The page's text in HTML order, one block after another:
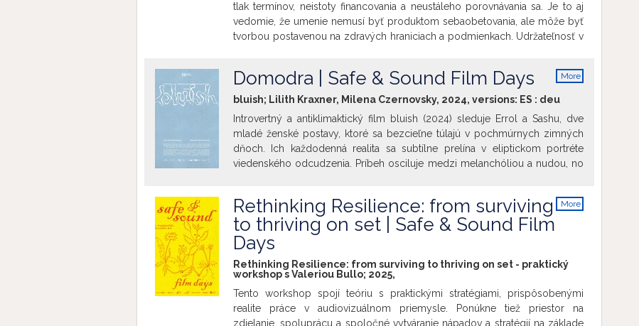
tlak termínov, neistoty financovania a neustáleho porovnávania sa. Je to aj
vedomie, že umenie nemusí byť produktom sebaobetovania, ale môže byť
tvorbou postavenou na zdravých hraniciach a podmienkach. Udržateľnosť v
dlhodobo bez toho, aby to ohrozovalo ich zdravie a vnútornú rovnováhu.
Diskusia v prvej časti priblíži koncept odolnosti a následne ho preskúma na
v anglickom jazyku.
More
Domodra | Safe & Sound Film Days
bluish; Lilith Kraxner, Milena Czernovsky, 2024, versions: ES : deu
Introvertný a antiklimaktický film bluish (2024) sleduje Errol a Sashu, dve
mladé ženské postavy, ktoré sa bezcieľne túlajú v pochmúrnych zimných
dňoch. Ich každodenná realita sa subtílne prelína v eliptickom portréte
viedenského odcudzenia. Príbeh osciluje medzi melanchóliou a nudou, no
Milena Czernovsky na 16mm materiál. Na medzinárodnom festivale
FIDMarseille, získal cenu Grand Prix.Film premietame iba s anglickými
titulkami v originálnom znení (nemčina).
More
Rethinking Resilience: from surviving
to thriving on set | Safe & Sound Film
Days
Rethinking Resilience: from surviving to thriving on set - praktický
workshop s Valeriou Bullo; 2025,
Tento workshop spojí teóriu s praktickými stratégiami, prispôsobenými
realite práce v audiovizuálnom priemysle. Ponúkne tiež priestor na
zdielanie, spoluprácu a spoločné vytváranie nápadov a stratégií na základe